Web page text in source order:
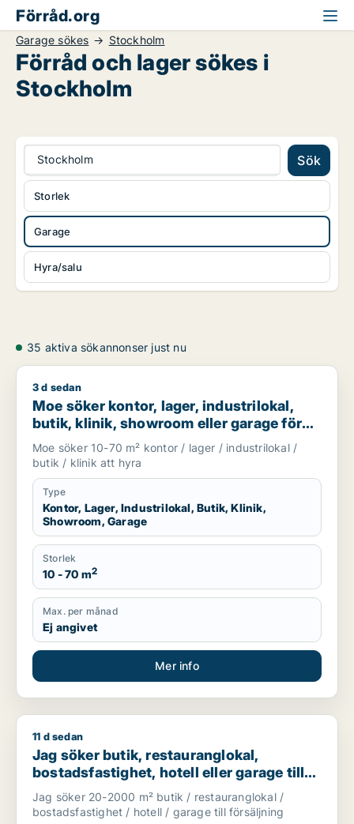
Förråd.org
Garage sökes Stockholm
Förråd och lager sökes i
Stockholm
Stockholm Sök
Garage
Hyra/salu
Storlek
35 aktiva sökannonser just nu
Moe söker kontor, lager, industrilokal, butik, klinik,
3 d sedan
Moe söker kontor, lager, industrilokal,
butik, klinik, showroom eller garage för
uthyrning i Stockholm
Moe söker 10-70 m² kontor / lager / industrilokal /
butik / klinik att hyra
Type
Kontor, Lager, Industrilokal, Butik, Klinik,
Showroom, Garage
Storlek
10 - 70 m2
Max. per månad
Ej angivet
Mer info
Jag söker butik, restauranglokal, bostadsfastighet, hotell
11 d sedan
Jag söker butik, restauranglokal,
bostadsfastighet, hotell eller garage till
salu i Stockholms län
Jag söker 20-2000 m² butik / restauranglokal /
bostadsfastighet / hotell / garage till försäljning